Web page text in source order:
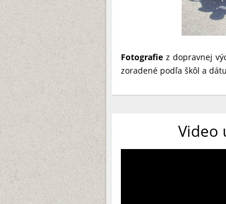
Fotografie z dopravnej
zoradené podľa škôl a
Video